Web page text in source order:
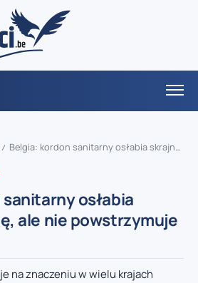
/ Belgia: kordon sanitarny osłabia skrajną prawicę, ale nie powstrzymuje jej wpływów
osłabia
ale nie powstrzymuje
na znaczeniu w wielu krajach